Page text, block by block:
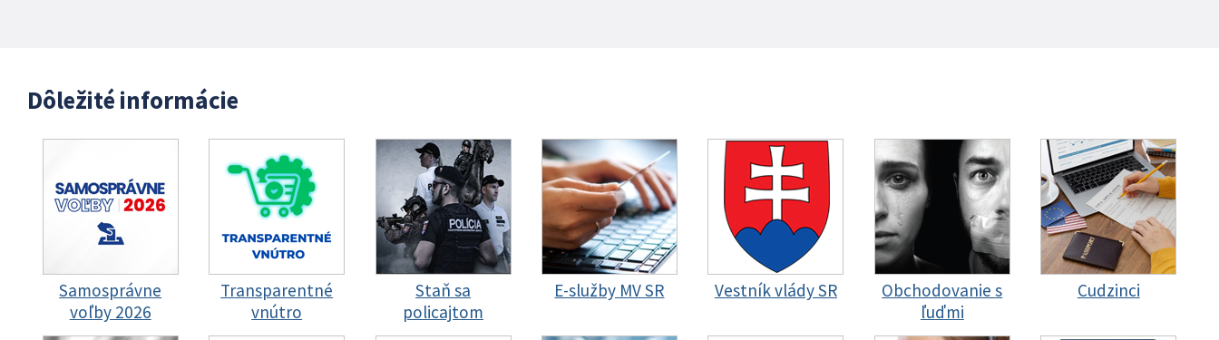
Dôležité informácie
Samosprávne
voľby 2026
Transparentné
vnútro
Staň sa
policajtom
E-služby MV SR Vestník vlády SR
Obchodovanie s
ľuďmi
Cudzinci